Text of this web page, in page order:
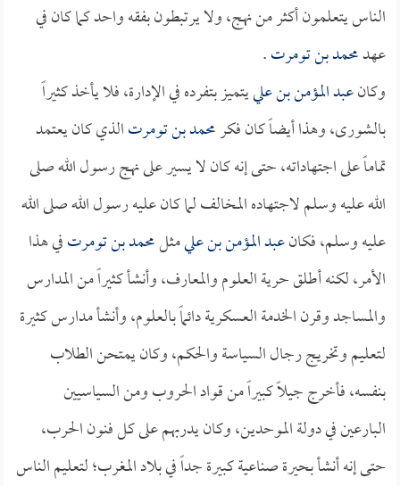
الناس يتعلمون أكثر من نهج، ولا يرتبطون بفقه واحد كما كان في
عهدمحمد بن تومرت.
وكانعبد المؤمن بن علييتميز بتفرده في الإدارة، فلا يأخذ كثيراً
بالشورى، وهذا أيضاً كان فكرمحمد بن تومرتالذي كان يعتمد
تماماً على اجتهاداته، حتى إنه كان لا يسير على نهج رسول الله صلى
الله عليه وسلم لاجتهاده المخالف لما كان عليه رسول الله صلى الله
عليه وسلم، فكانعبد المؤمن بن عليمثلمحمد بن تومرتفي هذا
الأمر، لكنه أطلق حرية العلوم والمعارف، وأنشأ كثيراً من المدارس
والمساجد وقرن الخدمة العسكرية دائماً بالعلوم، وأنشأ مدارس كثيرة
لتعليم وتخريج رجال السياسة والحكم، وكان يمتحن الطلاب
بنفسه، فأخرج جيلاً كبيراً من قواد الحروب ومن السياسيين
البارعين في دولة الموحدين، وكان يدربهم على كل فنون الحرب،
حتى إنه أنشأ بحيرة صناعية كبيرة جداً في بلاد المغرب؛ لتعليم الناس